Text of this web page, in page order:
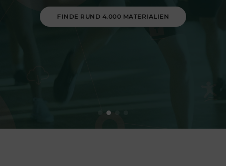
FINDE RUND 4.000 MATERIALIEN